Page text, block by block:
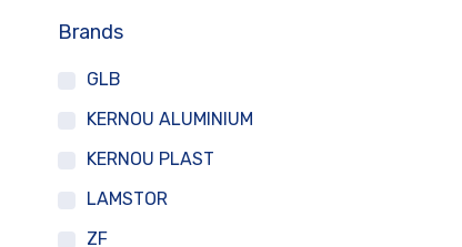
Brands
GLB
KERNOU ALUMINIUM
KERNOU PLAST
LAMSTOR
ZF